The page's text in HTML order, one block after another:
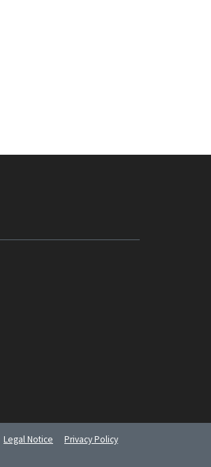
Legal Notice Privacy Policy